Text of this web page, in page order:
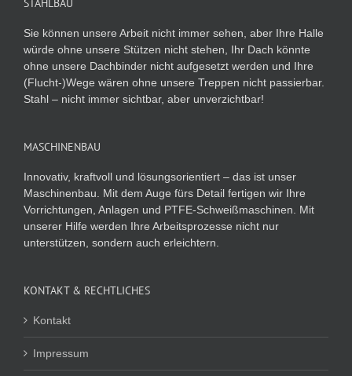
STAHLBAU
Sie können unsere Arbeit nicht immer sehen, aber Ihre Halle
würde ohne unsere Stützen nicht stehen, Ihr Dach könnte
ohne unsere Dachbinder nicht aufgesetzt werden und Ihre
(Flucht-)Wege wären ohne unsere Treppen nicht passierbar.
Stahl – nicht immer sichtbar, aber unverzichtbar!
MASCHINENBAU
Innovativ, kraftvoll und lösungsorientiert – das ist unser
Maschinenbau. Mit dem Auge fürs Detail fertigen wir Ihre
Vorrichtungen, Anlagen und PTFE-Schweißmaschinen. Mit
unserer Hilfe werden Ihre Arbeitsprozesse nicht nur
unterstützen, sondern auch erleichtern.
KONTAKT & RECHTLICHES
Kontakt
Impressum